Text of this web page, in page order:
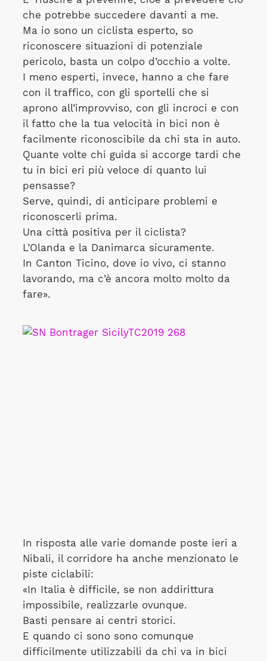
che potrebbe succedere davanti a me.
Ma io sono un ciclista esperto, so
riconoscere situazioni di potenziale
pericolo, basta un colpo d’occhio a volte.
I meno esperti, invece, hanno a che fare
con il traffico, con gli sportelli che si
aprono all’improvviso, con gli incroci e con
il fatto che la tua velocità in bici non è
facilmente riconoscibile da chi sta in auto.
Quante volte chi guida si accorge tardi che
tu in bici eri più veloce di quanto lui
pensasse?
Serve, quindi, di anticipare problemi e
riconoscerli prima.
Una città positiva per il ciclista?
L’Olanda e la Danimarca sicuramente.
In Canton Ticino, dove io vivo, ci stanno
lavorando, ma c’è ancora molto molto da
fare».
In risposta alle varie domande poste ieri a
Nibali, il corridore ha anche menzionato le
piste ciclabili:
«In Italia è difficile, se non addirittura
impossibile, realizzarle ovunque.
Basti pensare ai centri storici.
E quando ci sono sono comunque
difficilmente utilizzabili da chi va in bici